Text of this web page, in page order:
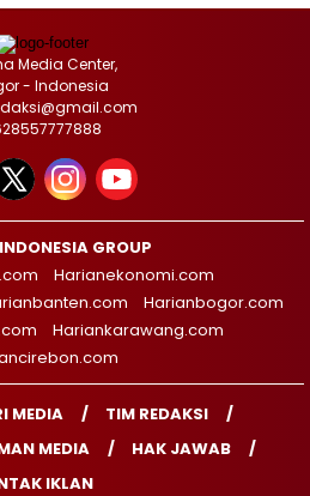
Media Center,
- Indonesia
GROUP
Harianekonomi.com
Harianbogor.com
Hariankarawang.com
MEDIA
TIM REDAKSI
MEDIA
HAK JAWAB
IKLAN